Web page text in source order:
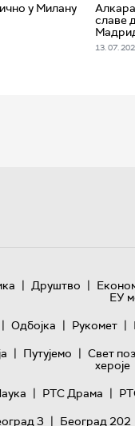
у Милану
славе
13. 07.
| Друштво |
ЕУ
| Одбојка | Рукомет |
| Путујемо | Свет
хероје
| РТС Драма |
3 | Београд 202